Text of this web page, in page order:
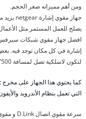
ومن أهم مميزاته صغر الحجم.
يصلح للعمل المستمر مثل
إشارة في كل مكان توجد فيه.
لتكون لاسلكية تصل لمسافة 7500 قدم مربع أفضل
التي تعمل بنظام الأندرويد